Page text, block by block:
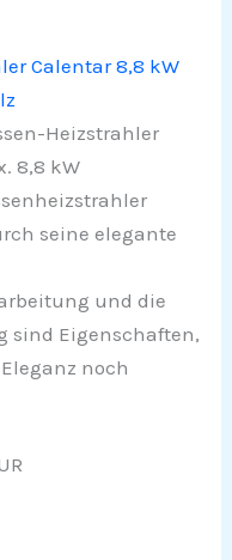
Calentar 8,8 kW
Heizstrahler
8,8 kW
seine elegante
und die
sind Eigenschaften,
noch